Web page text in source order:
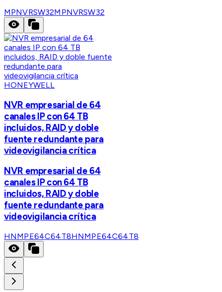
MPNVRSW32MPNVRSW32
HONEYWELL
NVR empresarial de 64
canales IP con 64 TB
incluidos, RAID y doble
fuente redundante para
videovigilancia crítica
NVR empresarial de 64
canales IP con 64 TB
incluidos, RAID y doble
fuente redundante para
videovigilancia crítica
HNMPE64C64T8HNMPE64C64T8